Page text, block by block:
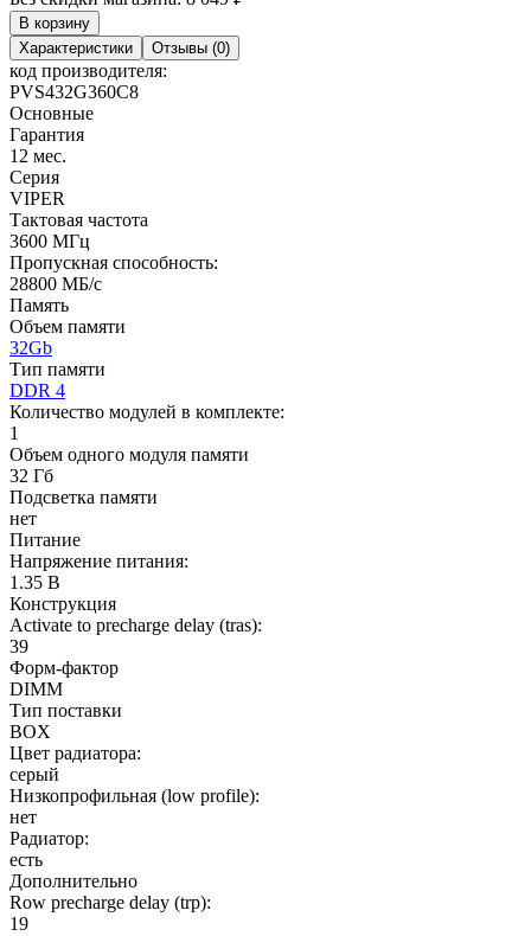
В корзину
Характеристики
Отзывы (0)
код производителя:
PVS432G360C8
Основные
Гарантия
12 мес.
Серия
VIPER
Тактовая частота
3600 МГц
Пропускная способность:
28800 МБ/с
Память
Объем памяти
32Gb
Тип памяти
DDR 4
Количество модулей в комплекте:
1
Объем одного модуля памяти
32 Гб
Подсветка памяти
нет
Питание
Напряжение питания:
1.35 В
Конструкция
Activate to precharge delay (tras):
39
Форм-фактор
DIMM
Тип поставки
BOX
Цвет радиатора:
серый
Низкопрофильная (low profile):
нет
Радиатор:
есть
Дополнительно
Row precharge delay (trp):
19